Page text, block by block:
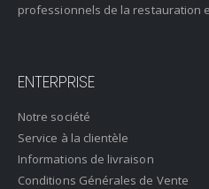
professionnels de la restauration
ENTERPRISE
Notre société
Service à la clientèle
Informations de livraison
Conditions Générales de Vente